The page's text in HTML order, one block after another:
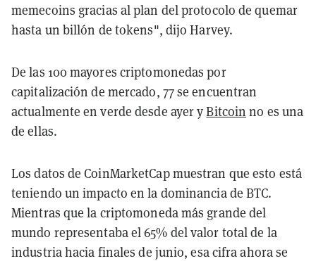
memecoins gracias al plan del protocolo de quemar
hasta un billón de tokens", dijo Harvey.
De las 100 mayores criptomonedas por
capitalización de mercado, 77 se encuentran
actualmente en verde desde ayer yBitcoin no es una
de ellas.
Los datos de CoinMarketCap muestran que esto está
teniendo un impacto en la dominancia de BTC.
Mientras que la criptomoneda más grande del
mundo representaba el 65% del valor total de la
industria hacia finales de junio, esa cifra ahora se